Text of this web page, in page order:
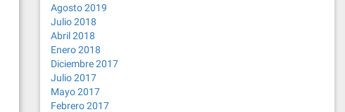
Agosto 2019
Julio 2018
Abril 2018
Enero 2018
Diciembre 2017
Julio 2017
Mayo 2017
Febrero 2017